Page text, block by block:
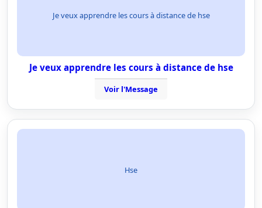
Je veux apprendre les cours à distance de hse
Je veux apprendre les cours à distance de hse
Voir l'Message
Hse